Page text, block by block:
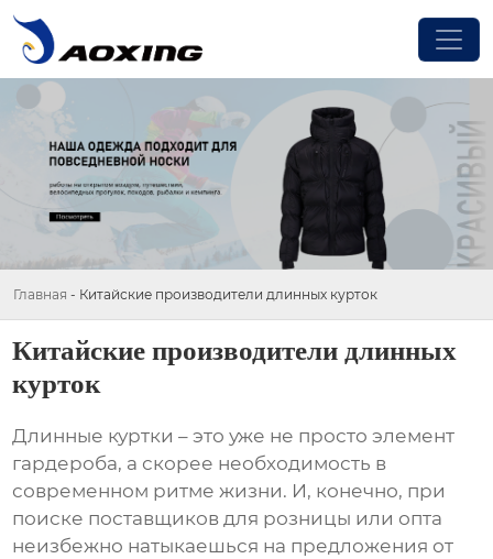
Главная - Китайские производители длинных курток
Китайские производители длинных
курток
Длинные куртки – это уже не просто элемент
гардероба, а скорее необходимость в
современном ритме жизни. И, конечно, при
поиске поставщиков для розницы или опта
неизбежно натыкаешься на предложения от